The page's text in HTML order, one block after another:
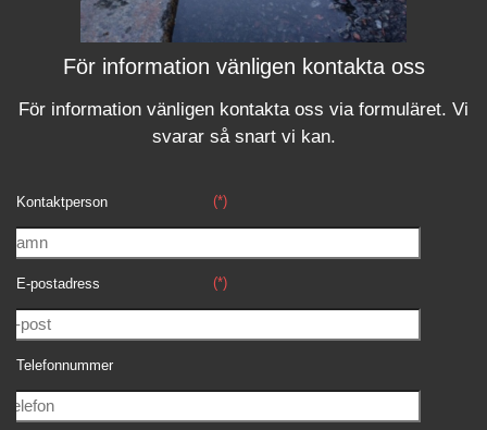
För information vänligen kontakta oss
För information vänligen kontakta oss via formuläret. Vi
svararså snart vi kan.
Kontaktperson (*)
E-postadress (*)
Telefonnummer